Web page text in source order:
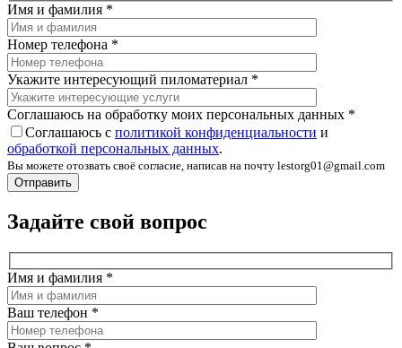
Имя и фамилия *
Номер телефона *
Укажите интересующий пиломатериал *
Соглашаюсь на обработку моих персональных данных *
Соглашаюсь с политикой конфиденциальности и
обработкой персональных данных.
Вы можете отозвать своё согласие, написав на почту lestorg01@gmail.com
Задайте свой вопрос
Имя и фамилия *
Ваш телефон *